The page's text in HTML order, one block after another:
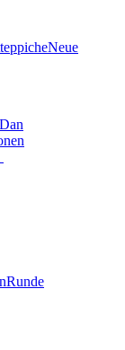
Neue
Dan
Runde